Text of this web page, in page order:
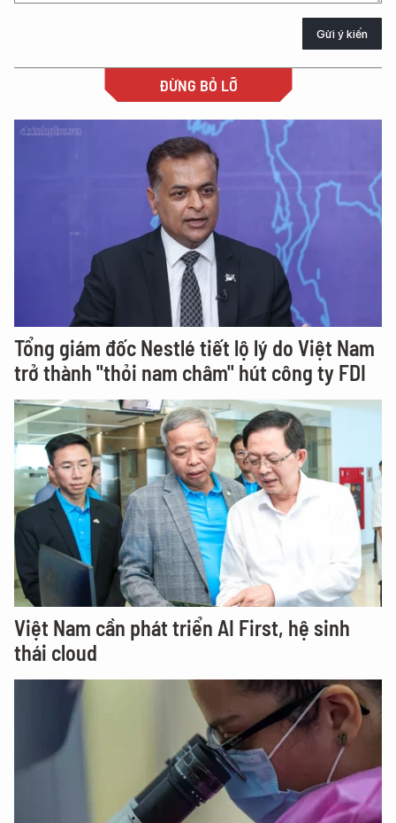
Gửi ý kiến
ĐỪNG BỎ LỠ
Tổng giám đốc Nestlé tiết lộ lý do Việt Nam
trở thành "thỏi nam châm" hút công ty FDI
Việt Nam cần phát triển AI First, hệ sinh
thái cloud